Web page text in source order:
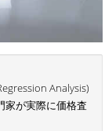
Analysis)
家が実際に価格査